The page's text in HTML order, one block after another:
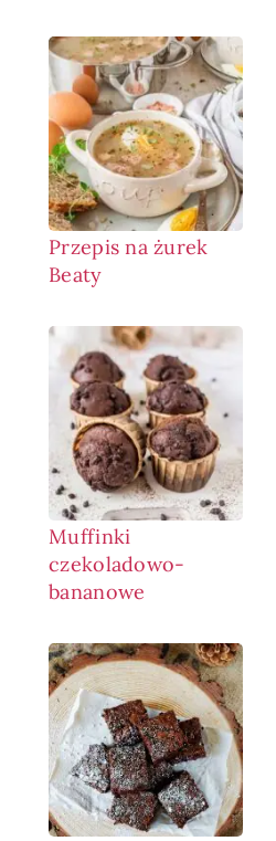
Przepis na żurek
Beaty
Muffinki
czekoladowo-
bananowe